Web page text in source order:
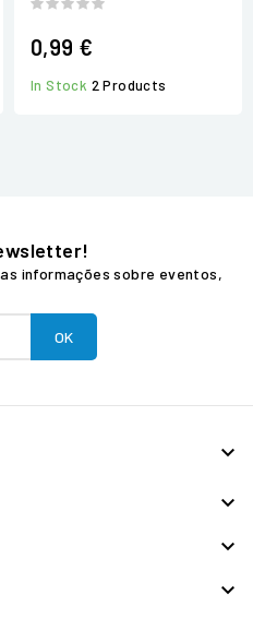
0,99 €
In Stock 2 Products
informações sobre eventos,



